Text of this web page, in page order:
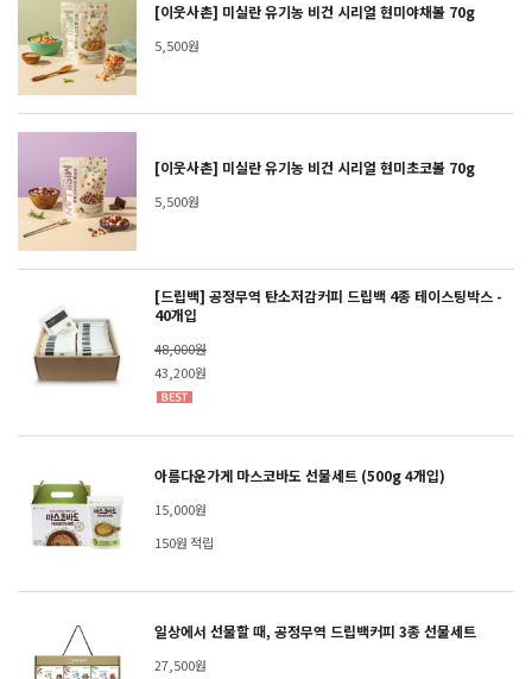
[이웃사촌] 미실란 유기농 비건 시리얼 현미야채볼 70g
5,500원
[이웃사촌] 미실란 유기농 비건 시리얼 현미초코볼 70g
5,500원
[드립백] 공정무역 탄소저감커피 드립백 4종 테이스팅박스 -
40개입
48,000원
43,200원
아름다운가게 마스코바도 선물세트 (500g 4개입)
15,000원
150원 적립
일상에서 선물할 때, 공정무역 드립백커피 3종 선물세트
27,500원